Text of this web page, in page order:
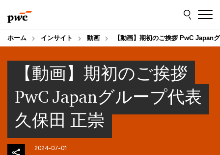
to
content
to
footer
ホーム インサイト 動画 【動画】期初のご挨拶 PwC Japan
【動画】期初のご挨拶
PwC Japanグループ代表
久保田 正崇
2024-07-01